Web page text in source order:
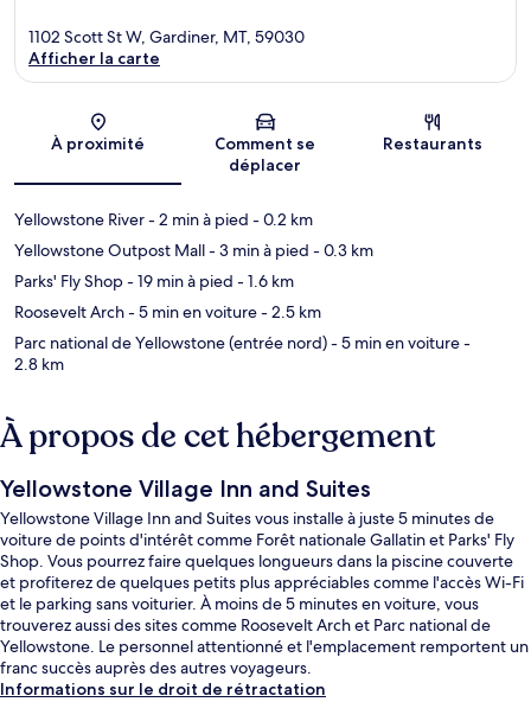
Carte
1102 Scott St W, Gardiner, MT, 59030
Afficher la carte
À proximité
Comment se
déplacer
Restaurants
Yellowstone River- 2 min à pied - 0.2 km
Yellowstone Outpost Mall- 3 min à pied - 0.3 km
Parks' Fly Shop- 19 min à pied - 1.6 km
Roosevelt Arch- 5 min en voiture- 2.5 km
Parc national de Yellowstone (entrée nord)- 5 min en voiture-
2.8 km
À propos de cet hébergement
Yellowstone Village Inn and Suites
Yellowstone Village Inn and Suites vous installe à juste 5 minutes de
voiture de points d'intérêt comme Forêt nationale Gallatin et Parks' Fly
Shop. Vous pourrez faire quelques longueurs dans la piscine couverte
et profiterez de quelques petits plus appréciables comme l'accès Wi-Fi
et le parking sans voiturier. À moins de 5 minutes en voiture, vous
trouverez aussi des sites comme Roosevelt Arch et Parc national de
Yellowstone. Le personnel attentionné et l'emplacement remportent un
franc succès auprès des autres voyageurs.
Informations sur le droit de rétractation